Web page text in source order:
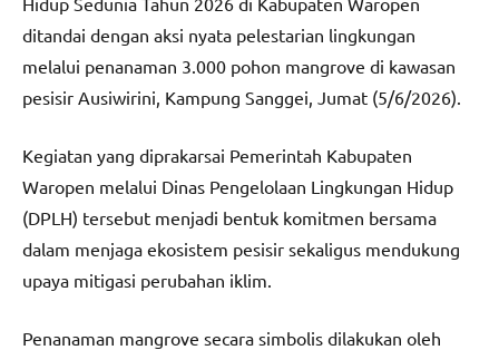
ditandai dengan aksi nyata pelestarian lingkungan
melalui penanaman 3.000 pohon mangrove di kawasan
pesisir Ausiwirini, Kampung Sanggei, Jumat (5/6/2026).
Kegiatan yang diprakarsai Pemerintah Kabupaten
Waropen melalui Dinas Pengelolaan Lingkungan Hidup
(DPLH) tersebut menjadi bentuk komitmen bersama
dalam menjaga ekosistem pesisir sekaligus mendukung
upaya mitigasi perubahan iklim.
Penanaman mangrove secara simbolis dilakukan oleh